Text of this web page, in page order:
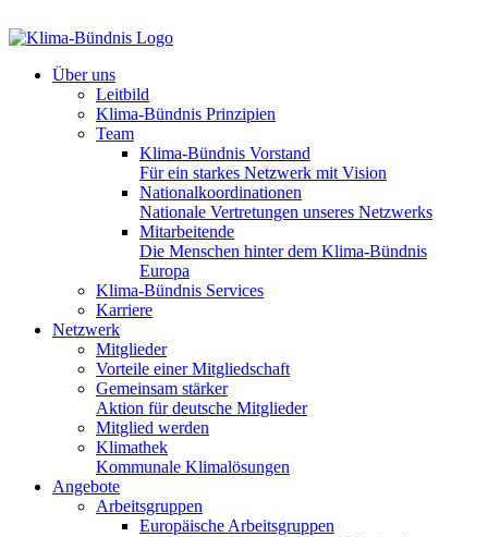
Über uns
Leitbild
Klima-Bündnis Prinzipien
Team
Klima-Bündnis Vorstand
Für ein starkes Netzwerk mit Vision
Nationalkoordinationen
Nationale Vertretungen unseres Netzwerks
Mitarbeitende
Die Menschen hinter dem Klima-Bündnis
Europa
Klima-Bündnis Services
Karriere
Netzwerk
Mitglieder
Vorteile einer Mitgliedschaft
Gemeinsam stärker
Aktion für deutsche Mitglieder
Mitglied werden
Klimathek
Kommunale Klimalösungen
Angebote
Arbeitsgruppen
Europäische Arbeitsgruppen